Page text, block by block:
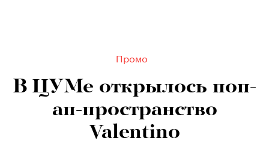
Промо
В ЦУМе открылось поп-
ап-пространство
Valentino